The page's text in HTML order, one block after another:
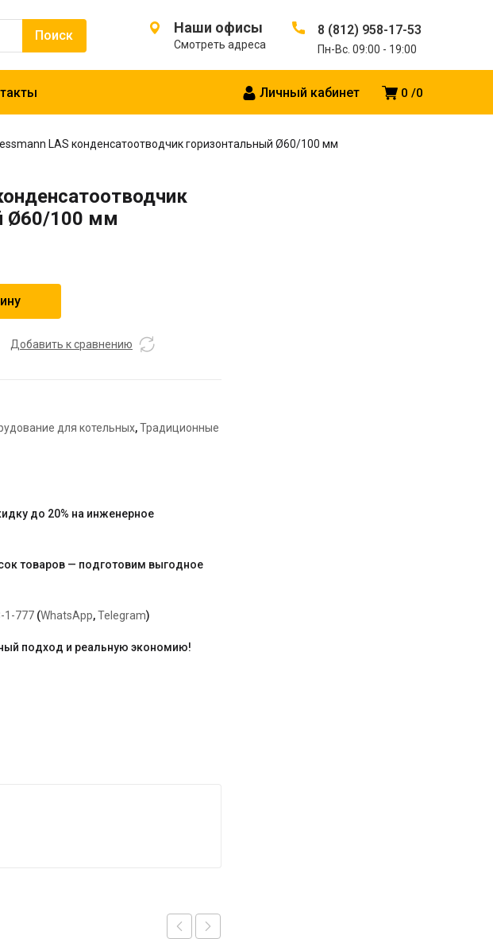
Наши офисы
Смотреть адреса
8 (812) 958-17-53
Пн-Вс. 09:00 - 19:00
0 0
Личный кабинет
LAS конденсатоотводчик горизонтальный Ø60/100 мм
Ø60/100 мм
Добавить к сравнению
для котельных,Традиционные
до 20% на инженерное
товаров — подготовим выгодное
1-777 (WhatsApp,Telegram)
подход и реальную экономию!